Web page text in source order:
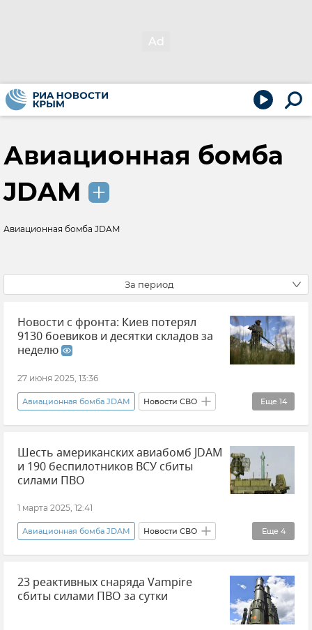
Авиационная бомба
JDAM
Авиационная бомба JDAM
За период
Новости с фронта: Киев потерял
9130 боевиков и десятки складов за
неделю
27 июня 2025, 13:36
Еще 14
Авиационная бомба JDAM Новости СВО
Министерство обороны РФ
Вооруженные силы России
ВСУ (Вооруженные силы Украины)
Поставки западного оружия Украине
Группировка войск "Южная"
Группировка войск "Север"
Шесть американских авиабомб JDAM
и 190 беспилотников ВСУ сбиты
силами ПВО
1 марта 2025, 12:41
Еще 4
Авиационная бомба JDAM Новости СВО
ПВО Министерство обороны РФ
Беспилотник (БПЛА, дрон)
23 реактивных снаряда Vampire
сбиты силами ПВО за сутки